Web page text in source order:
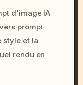
sunset, neon
8k --v 6.0
d'image IA
prompt
style et la
rendu en